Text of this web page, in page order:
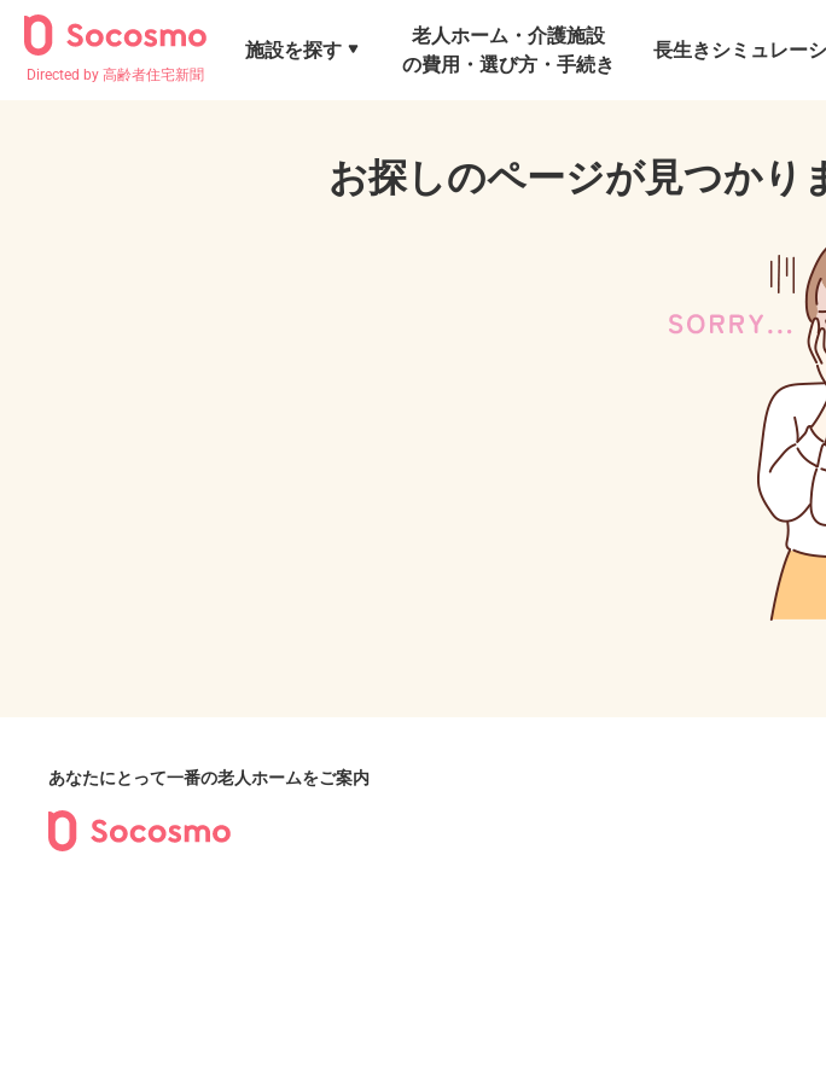
Directed by 高齢者住宅新聞
施設を探す
老人ホーム・介護施設
の費用・選び方・手続き
長生きシミュレー
お探しのページが見つかり
あなたにとって一番の老人ホームをご案内